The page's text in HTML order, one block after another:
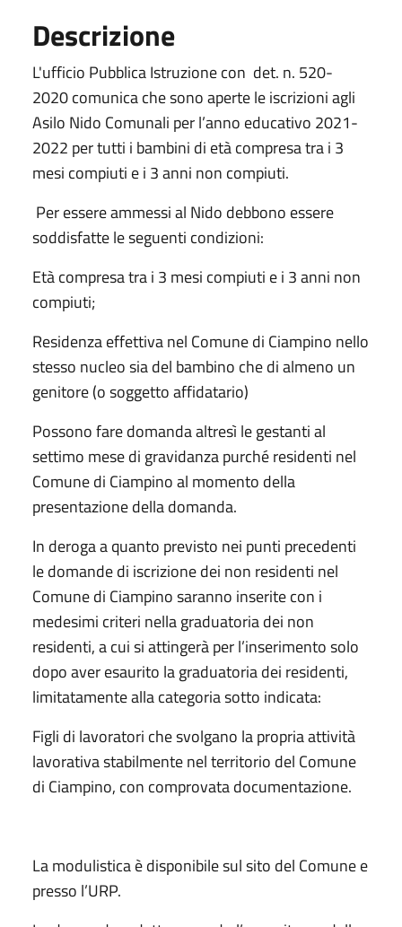
Descrizione
L'ufficio Pubblica Istruzione con det. n. 520-
2020 comunica che sono aperte le iscrizioni agli
Asilo Nido Comunali per l’anno educativo 2021-
2022 per tutti i bambini di età compresa tra i 3
mesi compiuti e i 3 anni non compiuti.
Per essere ammessi al Nido debbono essere
soddisfatte le seguenti condizioni:
Età compresa tra i 3 mesi compiuti e i 3 anni non
compiuti;
Residenza effettiva nel Comune di Ciampino nello
stesso nucleo sia del bambino che di almeno un
genitore (o soggetto affidatario)
Possono fare domanda altresì le gestanti al
settimo mese di gravidanza purché residenti nel
Comune di Ciampino al momento della
presentazione della domanda.
In deroga a quanto previsto nei punti precedenti
le domande di iscrizione dei non residenti nel
Comune di Ciampino saranno inserite con i
medesimi criteri nella graduatoria dei non
residenti, a cui si attingerà per l’inserimento solo
dopo aver esaurito la graduatoria dei residenti,
limitatamente alla categoria sotto indicata:
Figli di lavoratori che svolgano la propria attività
lavorativa stabilmente nel territorio del Comune
di Ciampino, con comprovata documentazione.
La modulistica è disponibile sul sito del Comune e
presso l’URP.